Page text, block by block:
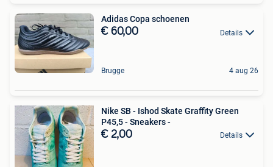
Adidas Copa schoenen
€ 60,00 Details
Brugge 4 aug 26
Nike SB - Ishod Skate Graffity Green
P45,5 - Sneakers -
€ 2,00 Details